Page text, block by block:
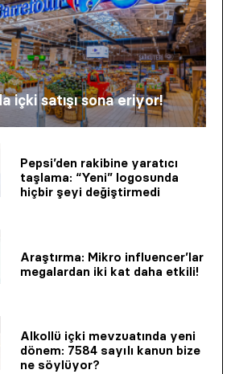
içki satışı sona eriyor!
Pepsi’den rakibine yaratıcı
taşlama: “Yeni” logosunda
hiçbir şeyi değiştirmedi
Araştırma: Mikro influencer’lar
megalardan iki kat daha etkili!
Alkollü içki mevzuatında yeni
dönem: 7584 sayılı kanun bize
ne söylüyor?